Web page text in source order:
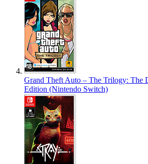
Grand Theft Auto – The Trilogy: The
Edition (Nintendo Switch)